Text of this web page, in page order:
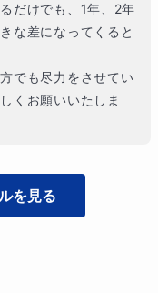
だけでも、1年、2年
な差になってくると
でも尽力をさせてい
くお願いいたしま
を見る